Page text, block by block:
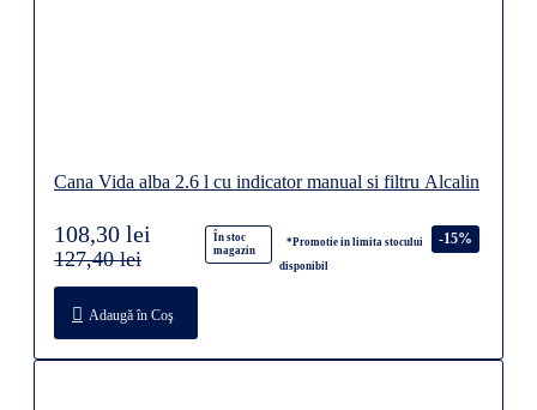
Cana Vida alba 2.6 l cu indicator manual si filtru Alcalin
În stoc
magazin
*Promotie in limita stocului
disponibil
-15%
108,30 lei
127,40 lei
Adaugă în Coş